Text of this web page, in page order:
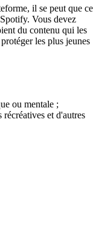
il se peut que ce
Vous devez
du contenu qui les
les plus jeunes
ou mentale ;
récréatives et d'autres